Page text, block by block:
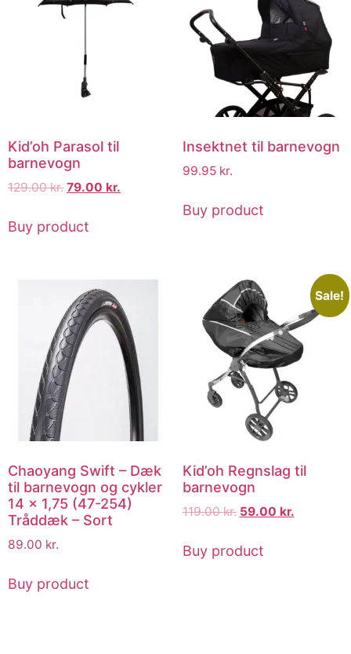
Kid’oh Parasol til
barnevogn
129.00kr. 79.00 kr.
Buy product
Insektnet til barnevogn
99.95 kr.
Buy product
Chaoyang Swift – Dæk
til barnevogn og cykler
14 x 1,75 (47-254)
Tråddæk – Sort
89.00 kr.
Buy product
Sale!
Kid’oh Regnslag til
barnevogn
119.00kr. 59.00 kr.
Buy product